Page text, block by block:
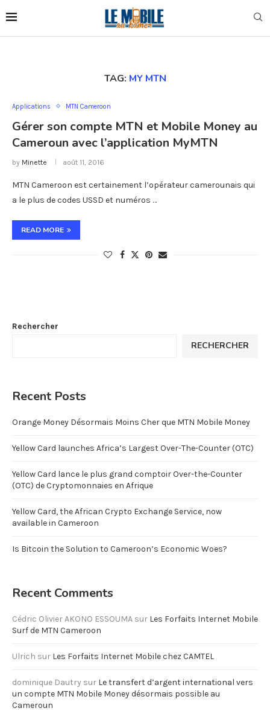
TAG: MY MTN
Applications MTN Cameroon
Gérer son compte MTN et Mobile Money au
Cameroun avec l’application MyMTN
by Minette août 11, 2016
MTN Cameroon est certainement l’opérateur camerounais qui
a le plus de codes USSD et numéros …
READ MORE
Rechercher
RECHERCHER
Recent Posts
Orange Money Désormais Moins Cher que MTN Mobile Money
Yellow Card launches Africa’s Largest Over-The-Counter (OTC)
Yellow Card lance le plus grand comptoir Over-the-Counter
(OTC) de Cryptomonnaies en Afrique
Yellow Card, the African Crypto Exchange Service, now
available in Cameroon
Is Bitcoin the Solution to Cameroon’s Economic Woes?
Recent Comments
Cédric Olivier AKONO ESSOUMA sur Les Forfaits Internet Mobile
Surf de MTN Cameroon
Ulrich sur Les Forfaits Internet Mobile chez CAMTEL
dominique Dautry sur Le transfert d’argent international vers
un compte MTN Mobile Money désormais possible au
Cameroun